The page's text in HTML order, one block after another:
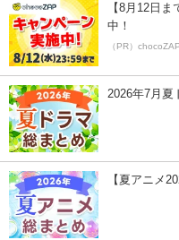
【8月12日
中！
（PR）chocoZAP
2026年7月夏
【夏アニメ